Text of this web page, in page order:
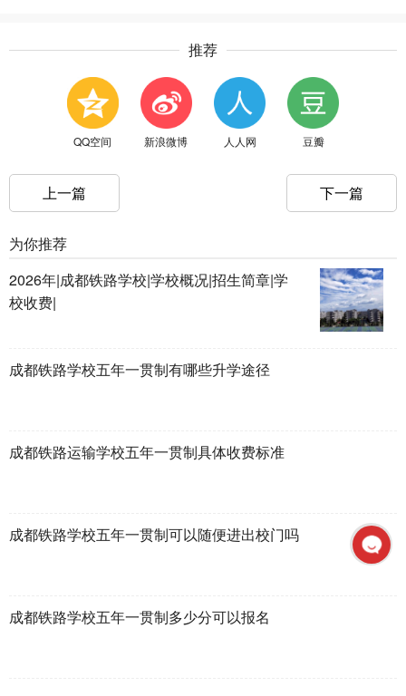
推荐
QQ空间 新浪微博 人人网 豆瓣
上一篇 下一篇
为你推荐
2026年|成都铁路学校|学校概况|招生简章|学
校收费|
成都铁路学校五年一贯制有哪些升学途径
成都铁路运输学校五年一贯制具体收费标准
成都铁路学校五年一贯制可以随便进出校门吗
成都铁路学校五年一贯制多少分可以报名